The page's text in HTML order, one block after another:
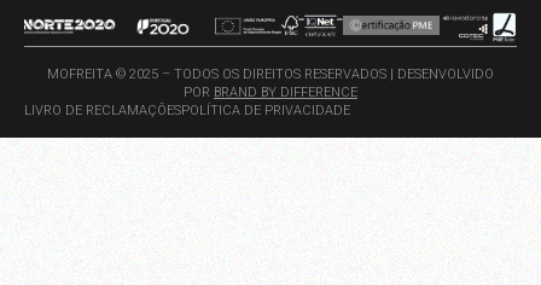
MOFREITA © 2025 – TODOS OS DIREITOS RESERVADOS | DESENVOLVIDO
POR BRAND BY DIFFERENCE
LIVRO DE RECLAMAÇÕESPOLÍTICA DE PRIVACIDADE